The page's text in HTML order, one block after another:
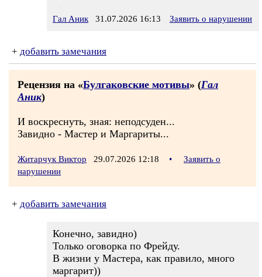
Гал Аник 31.07.2026 16:13 Заявить о нарушении
+ добавить замечания
Рецензия на «Булгаковские мотивы» (Гал
Аник)
И воскреснуть, зная: неподсуден...
Завидно - Мастер и Маргариты...
Житарчук Виктор 29.07.2026 12:18 •
Заявить о
нарушении
+ добавить замечания
Конечно, завидно)
Только оговорка по Фрейду.
В жизни у Мастера, как правило, много
маргарит))